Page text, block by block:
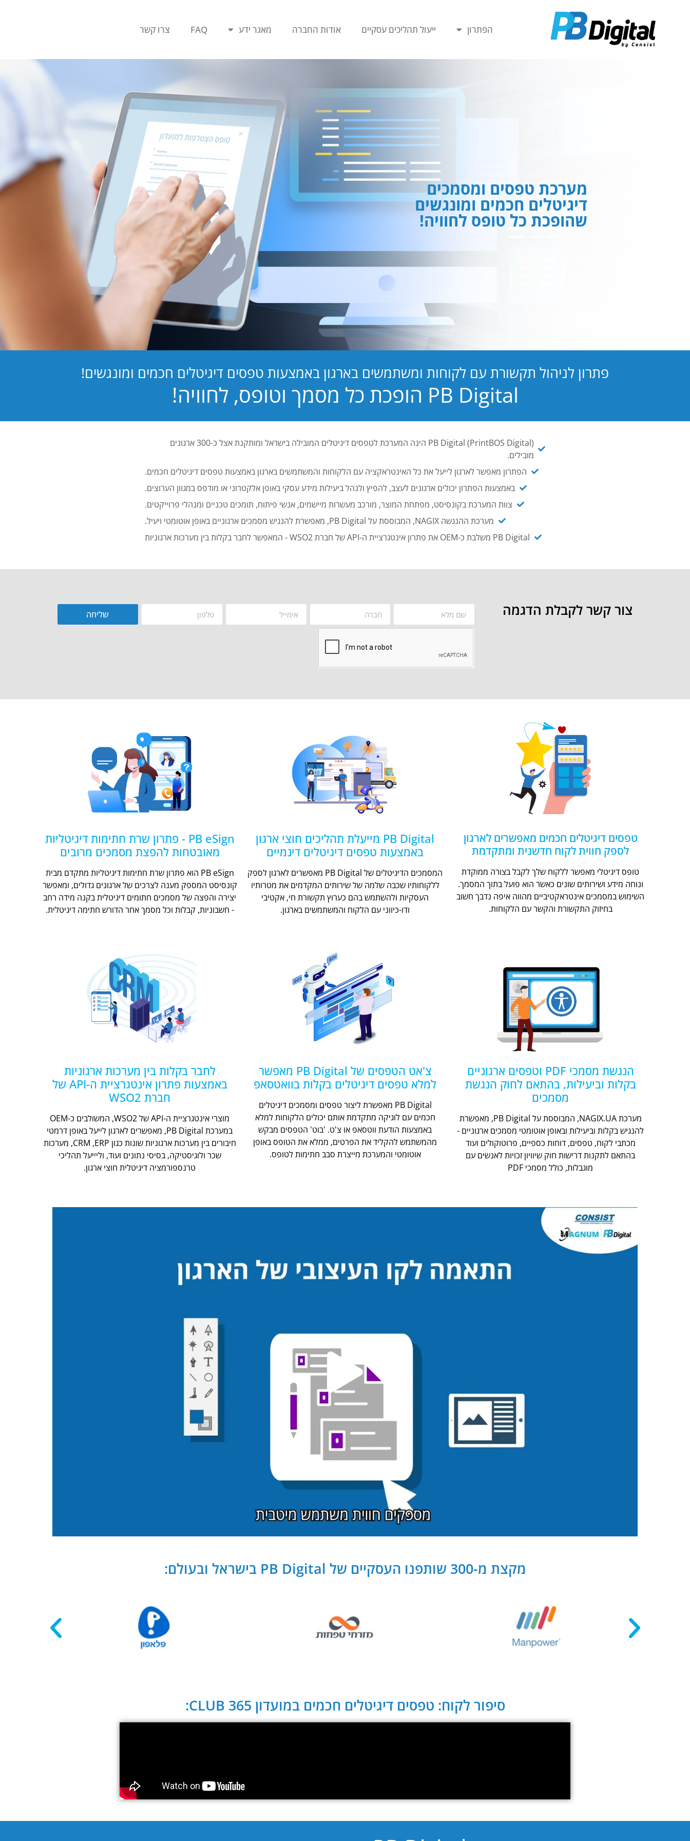
הפתרון ייעול תהליכים עסקיים אודות החברה מאגר ידע FAQ צרו קשר
מערכת טפסים ומסמכים
דיגיטלים חכמים ומונגשים
שהופכת כל טופס לחוויה!
פתרון לניהול תקשורת עם לקוחות ומשתמשים בארגון באמצעות טפסים דיגיטלים חכמים ומונגשים!
PB Digital הופכת כל מסמך וטופס, לחוויה!
PB Digital (PrintBOS Digital) הינה המערכת לטפסים דיגיטלים המובילה בישראל ומותקנת אצל כ-300 ארגונים
מובילים.
הפתרון מאפשר לארגון לייעל את כל האינטראקציה עם הלקוחות והמשתמשים בארגון באמצעות טפסים דיגיטלים חכמים.
באמצעות הפתרון יכולים ארגונים לעצב, להפיץ ולנהל ביעילות מידע עסקי באופן אלקטרוני או מודפס במגוון הערוצים.
צוות המערכת בקונסיסט, מפתחת המוצר, מורכב מעשרות מיישמים, אנשי פיתוח, תומכים טכניים ומנהלי פרוייקטים.
מערכת ההנגשה NAGIX, המבוססת על PB Digital, מאפשרת להנגיש מסמכים ארגוניים באופן אוטומטי ויעיל.
PB Digital משלבת כ-OEM את פתרון אינטגרציית ה-API של חברת WSO2 - המאפשר לחבר בקלות בין מערכות ארגוניות
צור קשר לקבלת הדגמה שליחה
טפסים דיגיטלים חכמים מאפשרים לארגון
לספק חווית לקוח חדשנית ומתקדמת
טופס דיגיטלי מאפשר ללקוח שלך לקבל בצורה ממוקדת
ונוחה מידע ושירותים שונים כאשר הוא פועל בתוך המסמך.
השימוש במסמכים אינטראקטיביים מהווה איפה נדבך חשוב
בחיזוק התקשורת והקשר עם הלקוחות.
PB Digital מייעלת תהליכים חוצי ארגון
באמצעות טפסים דיגיטלים דינמיים
המסמכים הדיגיטלים של PB Digital מאפשרים לארגון לספק
ללקוחותיו שכבה שלמה של שירותים המקדמים את מטרותיו
העסקיות ולהשתמש בהם כערוץ תקשורת חי, אקטיבי
ודו-כיווני עם הלקוח והמשתמשים בארגון.
PB eSign - פתרון שרת חתימות דיגיטליות
מאובטחות להפצת מסמכים מרובים
PB eSign הוא פתרון שרת חתימות דיגיטליות מתקדם מבית
קונסיסט המספק מענה לצרכים של ארגונים גדולים, ומאפשר
יצירה והפצה של מסמכים חתומים דיגיטלית בקנה מידה רחב
- חשבוניות, קבלות וכל מסמך אחר הדורש חתימה דיגיטלית.
הנגשת מסמכי PDF וטפסים ארגוניים
בקלות וביעילות, בהתאם לחוק הנגשת
מסמכים
מערכת NAGIX.UA, המבוססת על PB Digital, מאפשרת
להנגיש בקלות וביעילות ובאופן אוטומטי מסמכים ארגוניים -
מכתבי לקוח, טפסים, דוחות כספיים, פרוטוקולים ועוד
בהתאם לתקנות דרישות חוק שיוויון זכויות לאנשים עם
מוגבלות, כולל מסמכי PDF
צ'אט הטפסים של PB Digital מאפשר
למלא טפסים דיגיטלים בקלות בוואטסאפ
PB Digital מאפשרת ליצור טפסים ומסמכים דיגיטלים
חכמים עם לוגיקה מתקדמת אותם יכולים הלקוחות למלא
באמצעות הודעת ווטסאפ או צ'ט. 'בוט' הטפסים מבקש
מהמשתמש להקליד את הפרטים, ממלא את הטופס באופן
אוטומטי והמערכת מייצרת סבב חתימות לטופס.
לחבר בקלות בין מערכות ארגוניות
באמצעות פתרון אינטגרציית ה-API של
חברת WSO2
מוצרי אינטגרציית ה-API של WSO2, המשולבים כ-OEM
במערכת PB Digital, מאפשרים לארגון לייעל באופן דרמטי
חיבורים בין מערכות ארגוניות שונות כגון CRM ,ERP, מערכות
שכר ולוגיסטיקה, בסיסי נתונים ועוד, וליייעל תהליכי
טרנספורמציה דיגיטלית חוצי ארגון.
מקצת מ-300 שותפנו העסקיים של PB Digital בישראל ובעולם:
סיפור לקוח: טפסים דיגיטלים חכמים במועדון CLUB 365: